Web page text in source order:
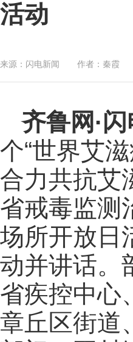
活动
来源： 闪电新闻 作者： 秦霞
齐鲁网 ·
个“世界艾
合力共抗艾
省戒毒监测
场所开放日
动并讲话。
省疾控中心
章丘区街道